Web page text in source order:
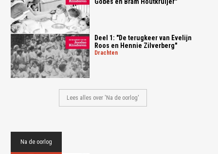
Deel 1: "De terugkeer van Evelijn
Roos en Hennie Zilverberg"
drachten
Lees alles over 'Na de oorlog'
Na de oorlog